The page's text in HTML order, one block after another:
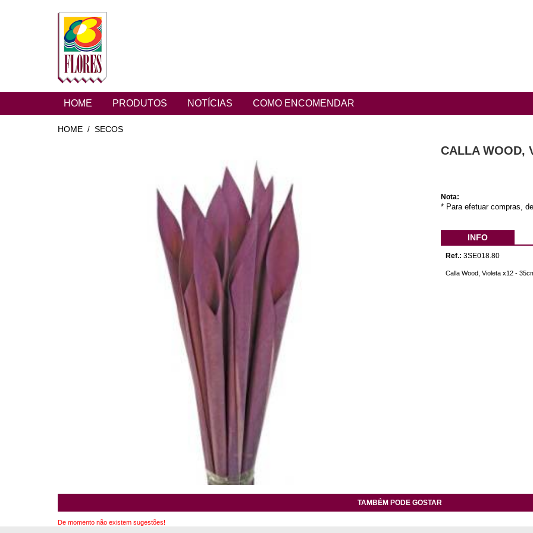
HOME PRODUTOS NOTÍCIAS COMO ENCOMENDAR
HOME / SECOS
CALLA WOOD,
Nota:
* Para efetuar compras,
INFO
Ref.: 3SE018.80
Calla Wood, Violeta x12 -
TAMBÉM PODE GOSTAR
De momento não existem sugestões!